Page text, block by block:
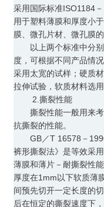
采用国际标准ISO1184
用于塑料薄膜和厚度小
膜、微孔片材、微孔膜
以上两个标准中分别
度，可根据不同产品情
采用太宽的试样；硬质
拉伸试验，软质材料选
2.撕裂性能
撕裂性能一般用来考
抗撕裂的性能。
GB／T 16578－1996
裤形撕裂法》是等效采
薄膜和薄片－耐撕裂性
厚度在1mm以下软质薄
间预先切开一定长度的
后在恒定的撕裂速度下